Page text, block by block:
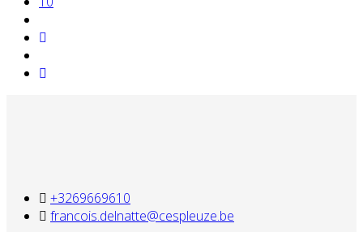
+3269669610
francois.delnatte@cespleuze.be